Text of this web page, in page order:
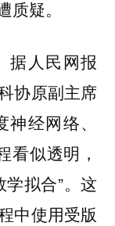
疑。
据人民网报
协原副主席
经网络、
看似透明，
拟合”。这
中使用受版